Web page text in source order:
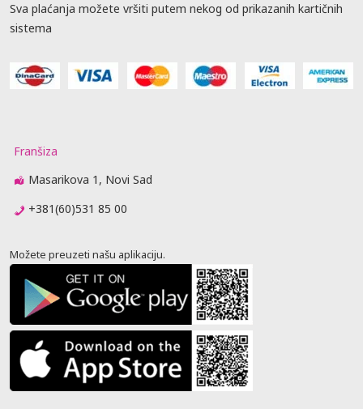
Sva plaćanja možete vršiti putem nekog od prikazanih kartičnih
sistema
Franšiza
Masarikova 1, Novi Sad
+381(60)531 85 00
Možete preuzeti našu aplikaciju.